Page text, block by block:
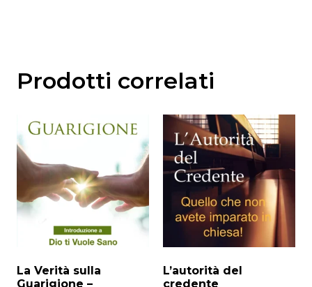
Prodotti correlati
La Verità sulla
Guarigione –
L’autorità del
credente